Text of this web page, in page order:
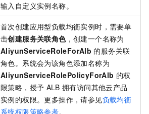
输入自定义实例名称。
首次创建应用型负载均衡实例时，需要单
击创建服务关联角色，创建一个名称为
AliyunServiceRoleForAlb 的服务关联
角色。系统会为该角色添加名称为
AliyunServiceRolePolicyForAlb 的权
限策略，授予 ALB 拥有访问其他云产品
实例的权限。更多操作，请参见负载均衡
系统权限策略参考。